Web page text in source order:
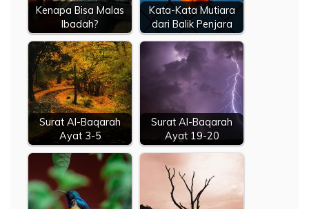
Kenapa Bisa Malas
Ibadah?
Kata-Kata Mutiara
dari Balik Penjara
Surat Al-Baqarah
Ayat 3-5
Surat Al-Baqarah
Ayat 19-20